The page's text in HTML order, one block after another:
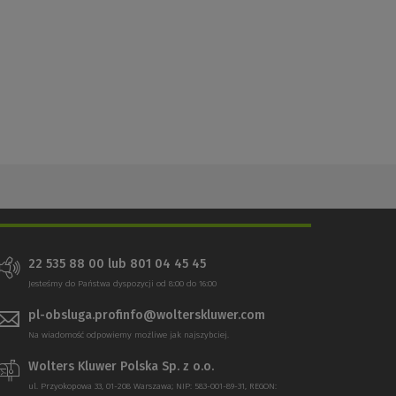
22 535 88 00 lub 801 04 45 45
Jesteśmy do Państwa dyspozycji od 8:00 do 16:00
pl-obsluga.profinfo@wolterskluwer.com
Na wiadomość odpowiemy możliwe jak najszybciej.
Wolters Kluwer Polska Sp. z o.o.
ul. Przyokopowa 33, 01-208 Warszawa; NIP: 583-001-89-31, REGON: